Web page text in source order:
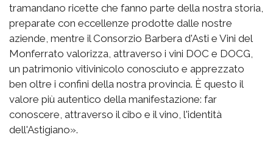
tramandano ricette che fanno parte della nostra storia,
preparate con eccellenze prodotte dalle nostre
aziende, mentre il Consorzio Barbera d'Asti e Vini del
Monferrato valorizza, attraverso i vini DOC e DOCG,
un patrimonio vitivinicolo conosciuto e apprezzato
ben oltre i confini della nostra provincia. È questo il
valore più autentico della manifestazione: far
conoscere, attraverso il cibo e il vino, l'identità
dell'Astigiano».